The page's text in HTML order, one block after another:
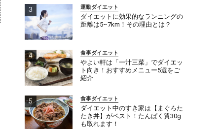
運動ダイエット
ダイエットに効果的なランニングの
距離は5~7km！その理由とは？
食事ダイエット
やよい軒は「一汁三菜」でダイエッ
ト向き！おすすめメニュー5選をご
紹介
食事ダイエット
ダイエット中のすき家は【まぐろた
たき丼】がベスト！たんぱく質30g
も取れます！